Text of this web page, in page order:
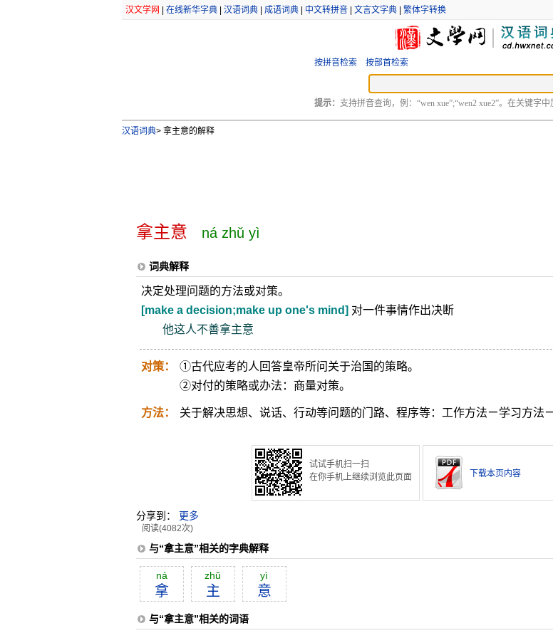
汉文学网 在线新华字典| 汉语词典| 成语词典| 中文转拼音| 文言文字典| 繁体字转换
按拼音检索 按部首检索
提示： 支持拼音查询，例：“wen xue”;“wen2 xue2”。在关键字
汉语词典>拿主意的解释
拿主意 ná zhǔ yì
词典解释
决定处理问题的方法或对策。
[make a decision;make up one's mind] 对一件事情作出决断
他这人不善拿主意
对策：
①古代应考的人回答皇帝所问关于治国的策略。
②对付的策略或办法：商量对策。
方法： 关于解决思想、说话、行动等问题的门路、程序等：工作方法ㄧ学习方法
试试手机扫一扫
在你手机上继续浏览此页面
下载本页内容
分享到： 更多
阅读(4082次)
与“拿主意”相关的字典解释
ná
拿
zhŭ
主
yì
意
与“拿主意”相关的词语